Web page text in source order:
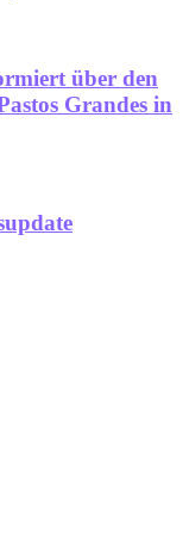
über den
Grandes in